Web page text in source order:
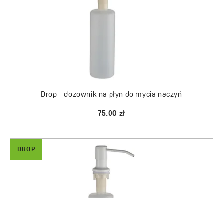
Drop - dozownik na płyn do mycia naczyń
75.00 zł
DROP